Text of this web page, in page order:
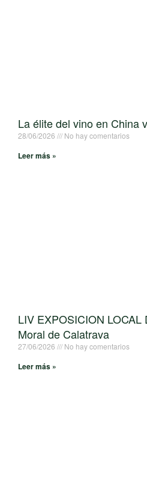
La élite del vino en China
28/06/2026 No hay comentarios
Leer más »
LIV EXPOSICION
Moral de Calatrava
27/06/2026 No hay comentarios
Leer más »